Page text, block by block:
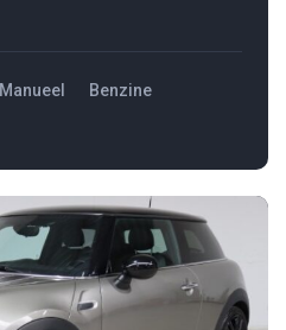
Manueel Benzine